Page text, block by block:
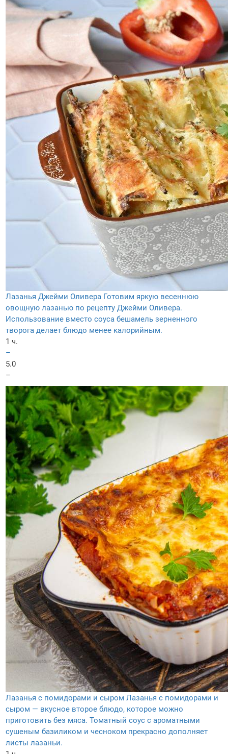
Лазанья Джейми Оливера Готовим яркую весеннюю
овощную лазанью по рецепту Джейми Оливера.
Использование вместо соуса бешамель зерненного
творога делает блюдо менее калорийным.
1 ч.
–
5.0
–
Лазанья с помидорами и сыром Лазанья с помидорами и
сыром — вкусное второе блюдо, которое можно
приготовить без мяса. Томатный соус с ароматными
сушеным базиликом и чесноком прекрасно дополняет
листы лазаньи.